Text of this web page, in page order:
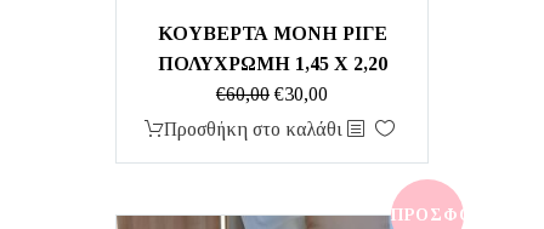
ΚΟΥΒΕΡΤΑ ΜΟΝΗ ΡΙΓΕ
ΠΟΛΥΧΡΩΜΗ 1,45 Χ 2,20
€60,00 Original
price
€30,00Η
τρέχουσα
€30,00.
Προσθήκη στο καλάθι
ΠΡΟΣΦΟΡΆ!